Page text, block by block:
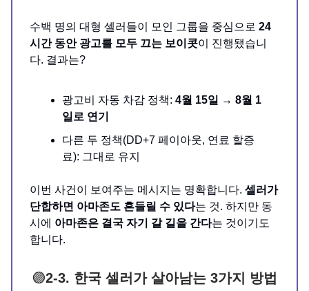
수백 명의 대형 셀러들이 모인 그룹을 중심으로 24
시간 동안 광고를 모두 끄는 보이콧이 진행됐습니
다. 결과는?
광고비 자동 차감 정책: 4월 15일 → 8월 1
일로 연기
다른 두 정책(DD+7 페이아웃, 연료 할증
료): 그대로 유지
이번 사건이 보여주는 메시지는 명확합니다. 셀러가
단합하면 아마존도 흔들릴 수 있다는 것. 하지만 동
시에 아마존은 결국 자기 갈 길을 간다는 것이기도
합니다.
🟣2-3. 한국 셀러가 살아남는 3가지 방법